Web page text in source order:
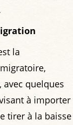
la
avec quelques
à importer
tirer à la baisse